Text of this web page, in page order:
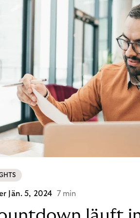
Jän. 5, 2024 7 min